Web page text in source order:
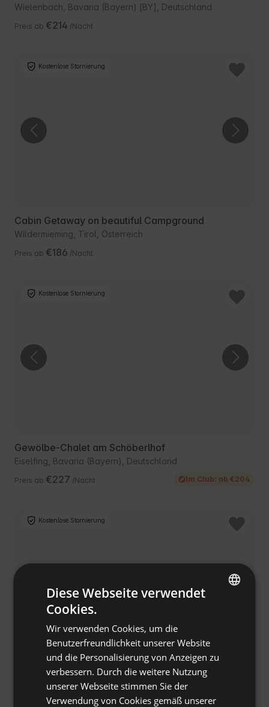
Wielenbach, Bavaria (Bayern) [BY], Deutschland
Preis ab €214 /Nacht
Kostenlose Stornierung
Cabin Getaway on beautiful Campground
Wildermieming, Tirol, Österreich
Preis ab €186 /Nacht
Kostenlose Stornierung
Gewölbe-Chalet am Schöberlhof
Eiselfing, Bavaria (Bayern), Deutschland
Preis ab €227 /Nacht Im Club: ab €204
Kostenlose Stornierung
Ferienhaus am Schluchtensteig
Weizen, Baden-Württemberg, Deutschland
GERMAN
Diese Webseite verwendet
Cookies.
Wir verwenden Cookies, um die
Benutzerfreundlichkeit unserer Website
und die Personalisierung von Anzeigen zu
verbessern. Durch die weitere Nutzung
unserer Webseite stimmen Sie der
Verwendung von Cookies gemäß unserer